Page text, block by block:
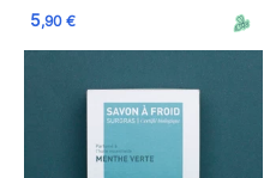
5,90 €